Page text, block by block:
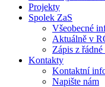
Projekty
Spolek ZaS
Všeobecné
Aktuálně v
Zápis z
Kontakty
Kontaktní
Napište nám